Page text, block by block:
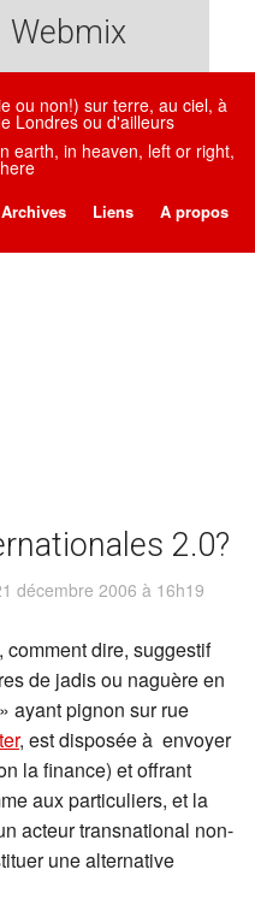
Webmix
ou non!) sur terre, au ciel, à
Londres ou d'ailleurs
earth, in heaven, left or right,
Archives Liens A propos
2.0?
décembre 2006 à 16h19
, comment dire, suggestif
de jadis ou naguère en
ayant pignon sur rue
, est disposée à envoyer
la finance) et offrant
aux particuliers, et la
acteur transnational non-
une alternative